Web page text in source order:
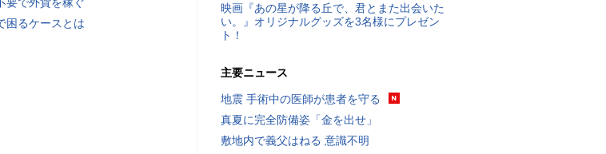
困るケースとは
映画『あの星が降る丘で、君とまた出会いた
い。』オリジナルグッズを3名様にプレゼン
ト！
主要ニュース
地震 手術中の医師が患者を守る
真夏に完全防備姿「金を出せ」
敷地内で義父はねる 意識不明